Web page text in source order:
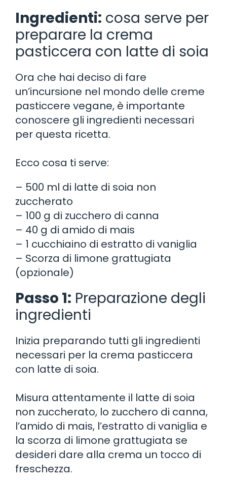
Ingredienti: cosa serve per
preparare la crema
pasticcera con latte di soia
Ora che hai deciso di fare
un’incursione nel mondo delle creme
pasticcere vegane, è importante
conoscere gli ingredienti necessari
per questa ricetta.
Ecco cosa ti serve:
– 500 ml di latte di soia non
zuccherato
– 100 g di zucchero di canna
– 40 g di amido di mais
– 1 cucchiaino di estratto di vaniglia
– Scorza di limone grattugiata
(opzionale)
Passo 1: Preparazione degli
ingredienti
Inizia preparando tutti gli ingredienti
necessari per la crema pasticcera
con latte di soia.
Misura attentamente il latte di soia
non zuccherato, lo zucchero di canna,
l’amido di mais, l’estratto di vaniglia e
la scorza di limone grattugiata se
desideri dare alla crema un tocco di
freschezza.